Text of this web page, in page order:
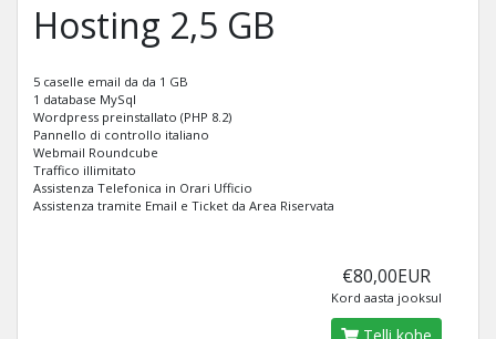
Hosting 2,5 GB
5 caselle email da da 1 GB
1 database MySql
Wordpress preinstallato (PHP 8.2)
Pannello di controllo italiano
Webmail Roundcube
Traffico illimitato
Assistenza Telefonica in Orari Ufficio
Assistenza tramite Email e Ticket da Area Riservata
€80,00EUR
Kord aasta jooksul